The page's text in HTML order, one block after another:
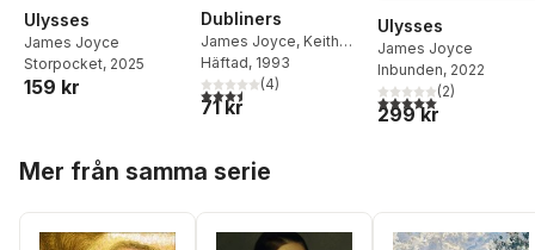
Ulysses
James Joyce
Storpocket, 2025
159 kr
Dubliners
James Joyce, Keith
Carabine
Häftad, 1993
3,5utav 5 stjärnor. Totalt antal röster:
(4)
71 kr
Ulysses
James Joyce
Inbunden, 2022
5,0utav 5 stjärnor.
(2)
299 kr
Mer från samma serie